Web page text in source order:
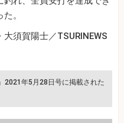
。
須賀陽士／TSURINEWS
2021年5月28日号に掲載された